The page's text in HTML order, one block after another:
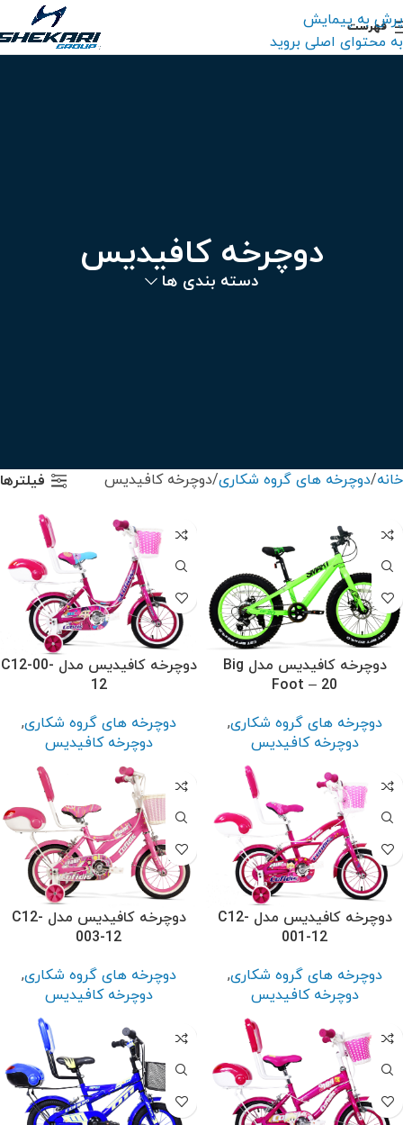
پرش به پیمایش
به محتوای اصلی بروید
فهرست
دوچرخه کافیدیس
دسته بندی ها
خانه دوچرخه های گروه شکاری دوچرخه کافیدیس فیلترها
دوچرخه کافیدیس مدل Big
Foot – 20
دوچرخه های گروه شکاری,
دوچرخه کافیدیس
دوچرخه کافیدیس مدل C12-00-
12
دوچرخه های گروه شکاری,
دوچرخه کافیدیس
دوچرخه کافیدیس مدل C12-
001-12
دوچرخه های گروه شکاری,
دوچرخه کافیدیس
دوچرخه کافیدیس مدل C12-
003-12
دوچرخه های گروه شکاری,
دوچرخه کافیدیس